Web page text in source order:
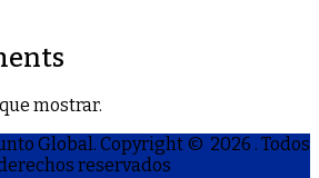
mostrar.
Global. Copyright © 2026 . Todos
reservados